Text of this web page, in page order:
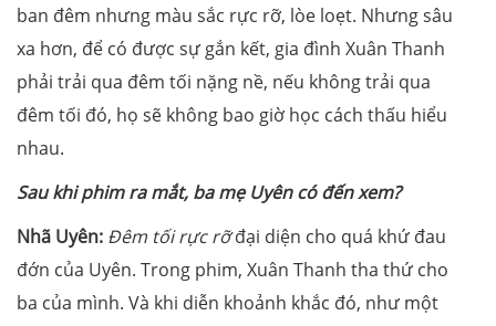
ban đêm nhưng màu sắc rực rỡ, lòe loẹt. Nhưng sâu
xa hơn, để có được sự gắn kết, gia đình Xuân Thanh
phải trải qua đêm tối nặng nề, nếu không trải qua
đêm tối đó, họ sẽ không bao giờ học cách thấu hiểu
nhau.
Sau khi phim ra mắt, ba mẹ Uyên có đến xem?
Nhã Uyên: Đêm tối rực rỡđại diện cho quá khứ đau
đớn của Uyên. Trong phim, Xuân Thanh tha thứ cho
ba của mình. Và khi diễn khoảnh khắc đó, như một